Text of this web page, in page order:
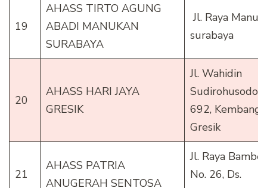
19
AHASS TIRTO AGUNG
ABADI MANUKAN
SURABAYA
Jl. Raya
surabaya
20
AHASS HARI JAYA
GRESIK
Jl. Wahidin
Sudirohusodo
692,
Gresik
21
AHASS PATRIA
ANUGERAH SENTOSA
Jl. Raya Bambe
No. 26, Ds.